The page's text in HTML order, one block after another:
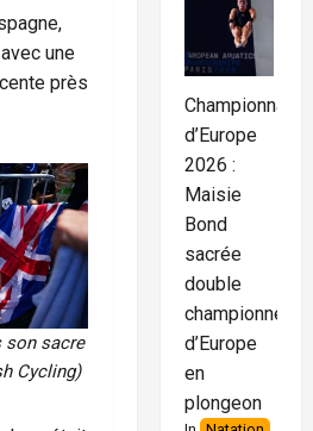
une
près
son sacre
Cycling)
Championnats
d’Europe
2026 :
Maisie
Bond
sacrée
double
championne
d’Europe
en
plongeon